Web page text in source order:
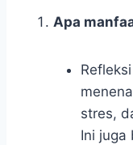
Apa
stres,
Ini juga